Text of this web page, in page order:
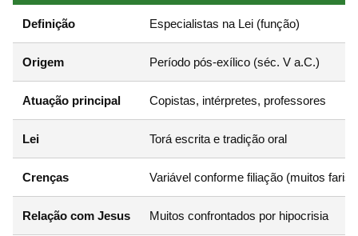
Definição Especialistas na Lei (função)
Origem Período pós-exílico (séc. V a.C.)
Atuação principal Copistas, intérpretes, professores
Lei Torá escrita e tradição oral
Crenças Variável conforme filiação (muitos
Relação com Jesus Muitos confrontados por hipocrisia